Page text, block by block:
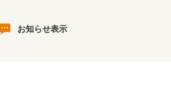
お知らせ表示